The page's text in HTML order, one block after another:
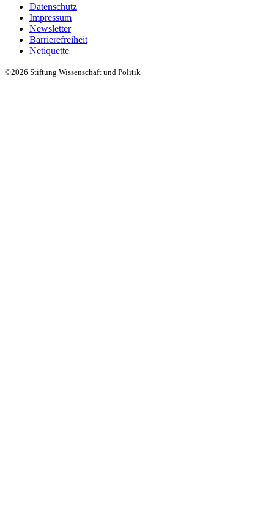
Datenschutz
Impressum
Newsletter
Barrierefreiheit
Netiquette
©2026 Stiftung Wissenschaft und Politik